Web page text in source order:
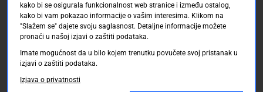
kako bi se osigurala funkcionalnost web stranice i između ostalog,
kako bi vam pokazao informacije o vašim interesima. Klikom na
"Slažem se" dajete svoju saglasnost. Detaljne informacije možete
pronaći u našoj izjavi o zaštiti podataka.
Imate mogućnost da u bilo kojem trenutku povučete svoj pristanak u
izjavi o zaštiti podataka.
Izjava o privatnosti